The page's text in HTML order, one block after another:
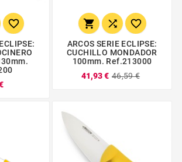
   
ARCOS SERIE ECLIPSE:
CUCHILLO MONDADOR
100mm. Ref.213000
41,93 € 46,59 €